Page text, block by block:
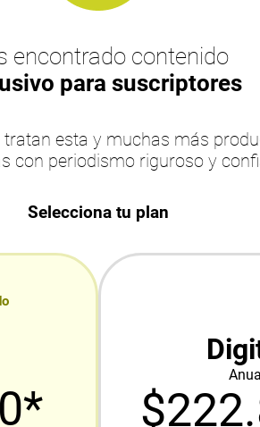
encontrado contenido
para suscriptores
tratan esta y muchas más
con periodismo riguroso y
Selecciona tu plan